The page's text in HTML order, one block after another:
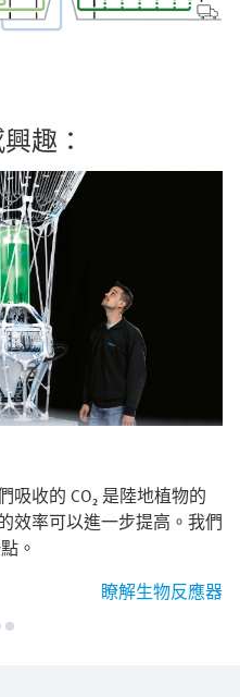
趣：
收的 CO₂ 是陸地植物的
效率可以進一步提高。我們
。
瞭解生物反應器